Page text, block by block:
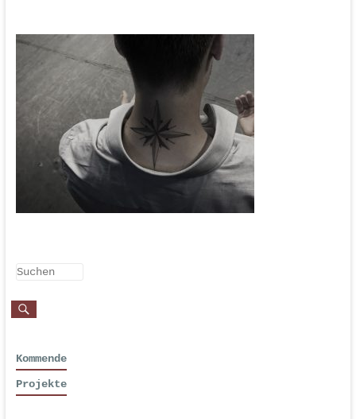
Kommende
Projekte